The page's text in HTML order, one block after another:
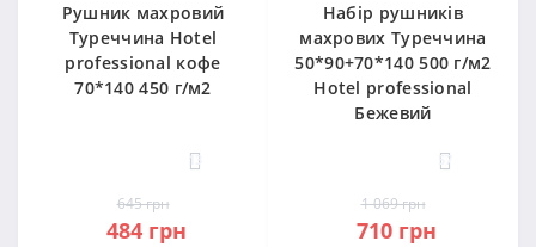
Рушник махровий
Туреччина Hotel
professional кофе
70*140 450 г/м2
13
645 грн
484 грн
Набір рушників
махрових Туреччина
50*90+70*140 500 г/м2
Hotel professional
Бежевий
57
1 069 грн
710 грн